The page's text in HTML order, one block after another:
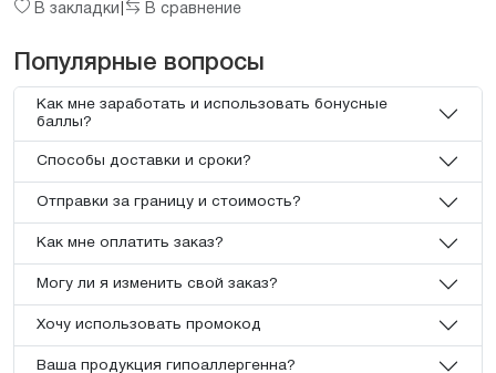
В закладки В сравнение
Популярные вопросы
Как мне заработать и использовать бонусные
баллы?
Способы доставки и сроки?
Отправки за границу и стоимость?
Как мне оплатить заказ?
Могу ли я изменить свой заказ?
Хочу использовать промокод
Ваша продукция гипоаллергенна?